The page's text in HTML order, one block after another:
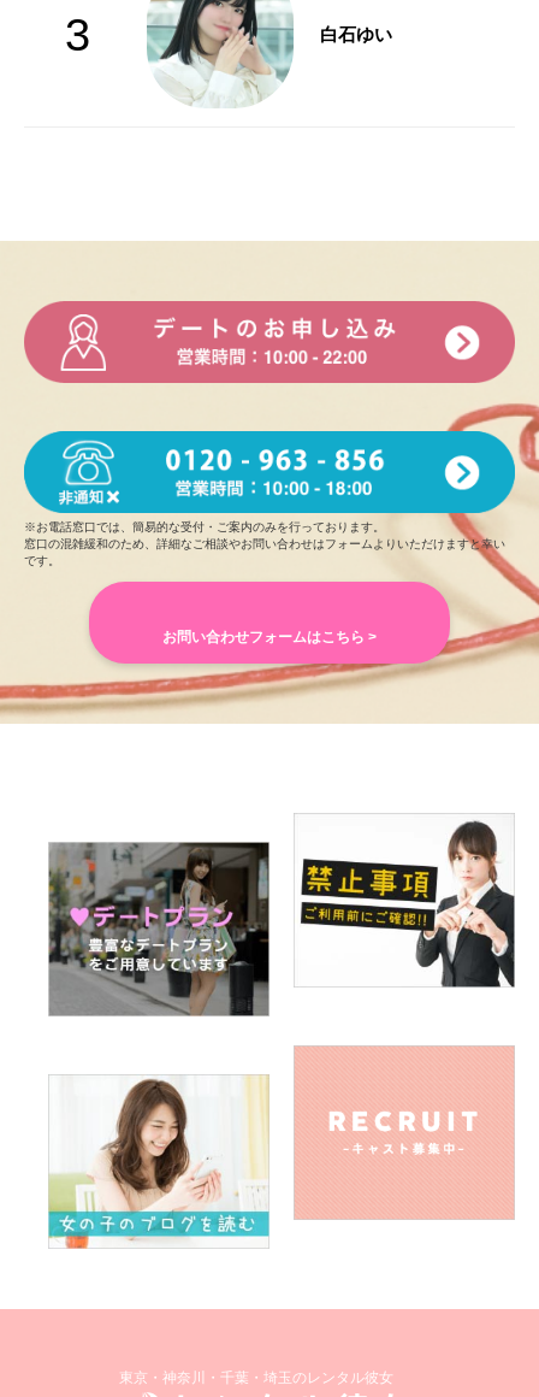
3 白石ゆい
※お電話窓口では、簡易的な受付・ご案内のみを行っております。
窓口の混雑緩和のため、詳細なご相談やお問い合わせはフォームよりいただけますと幸い
です。
お問い合わせフォームはこちら >
東京・神奈川・千葉・埼玉のレンタル彼女